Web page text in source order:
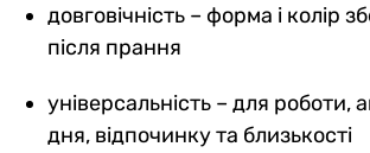
довговічність – форма і колір
після прання
універсальність – для роботи,
дня, відпочинку та близькості